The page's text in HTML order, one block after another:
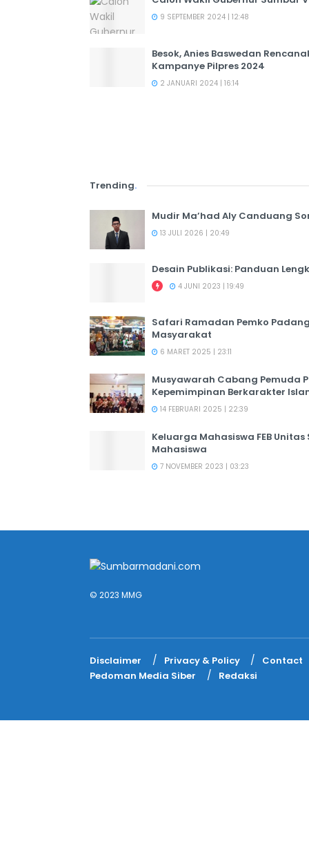
9 SEPTEMBER 2024 | 12:48
Besok, Anies Baswedan
Kampanye Pilpres 2024
2 JANUARI 2024 | 16:14
Trending.
Mudir Ma’had Aly Canduang
13 JULI 2026 | 20:49
Desain Publikasi: Panduan
4 JUNI 2023 | 19:49
Safari Ramadan Pemko
Masyarakat
6 MARET 2025 | 23:11
Musyawarah Cabang Pemuda
Kepemimpinan Berkarakter
14 FEBRUARI 2025 | 22:39
Keluarga Mahasiswa FEB
Mahasiswa
7 NOVEMBER 2023 | 03:23
© 2023 MMG
Disclaimer Privacy & Policy
Contact
Pedoman Media Siber
Redaksi